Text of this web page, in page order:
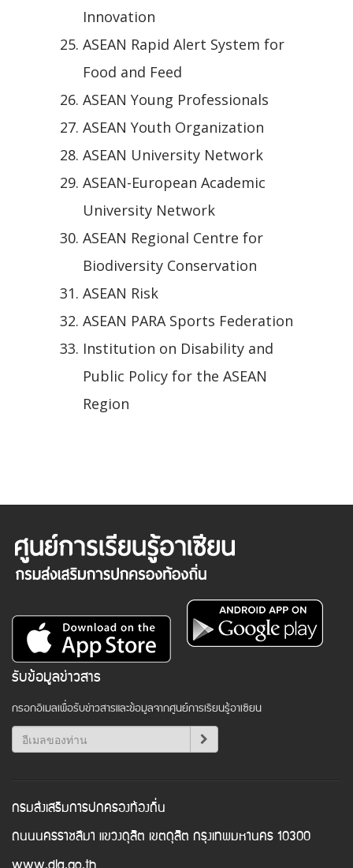
Innovation
ASEAN Rapid Alert System for
Food and Feed
ASEAN Young Professionals
ASEAN Youth Organization
ASEAN University Network
ASEAN-European Academic
University Network
ASEAN Regional Centre for
Biodiversity Conservation
ASEAN Risk
ASEAN PARA Sports Federation
Institution on Disability and
Public Policy for the ASEAN
Region
รับข้อมูลข่าวสาร
กรอกอีเมลเพื่อรับข่าวสารและข้อมูลจากศูนย์การเรียนรู้อาเซียน
กรมส่งเสริมการปกครองท้องถิ่น
ถนนนครราชสีมา แขวงดุสิต เขตดุสิต กรุงเทพมหานคร 10300